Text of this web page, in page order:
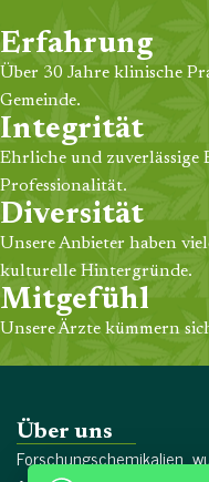
Erfahrung
Über 30 Jahre klinische
Gemeinde.
Integrität
Ehrliche und zuverlässige
Professionalität.
Diversität
Unsere Anbieter haben
kulturelle Hintergründe.
Mitgefühl
Unsere Ärzte kümmern
Über uns
Forschungschemikalien